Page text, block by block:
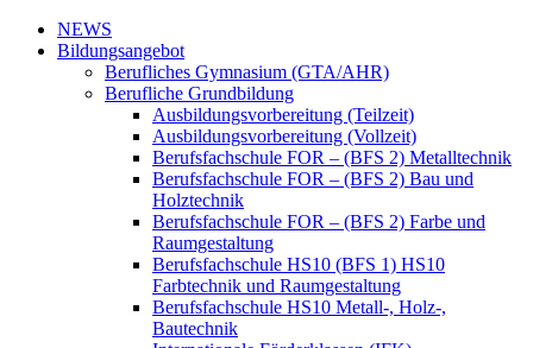
NEWS
Bildungsangebot
Berufliches Gymnasium (GTA/AHR)
Berufliche Grundbildung
Ausbildungsvorbereitung (Teilzeit)
Ausbildungsvorbereitung (Vollzeit)
Berufsfachschule FOR – (BFS 2) Metalltechnik
Berufsfachschule FOR – (BFS 2) Bau und
Holztechnik
Berufsfachschule FOR – (BFS 2) Farbe und
Raumgestaltung
Berufsfachschule HS10 (BFS 1) HS10
Farbtechnik und Raumgestaltung
Berufsfachschule HS10 Metall-, Holz-,
Bautechnik